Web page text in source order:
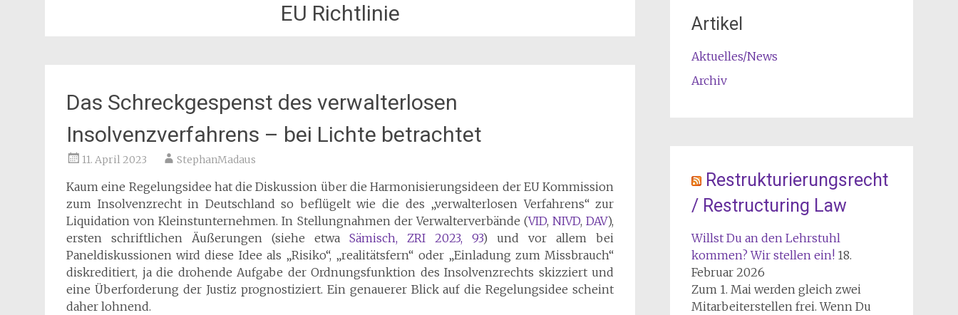
EU Richtlinie
Das Schreckgespenst des verwalterlosen
Insolvenzverfahrens – bei Lichte betrachtet
11. April 2023 StephanMadaus
Kaum eine Regelungsidee hat die Diskussion über die Harmonisierungsideen der EU Kommission
zum Insolvenzrecht in Deutschland so beflügelt wie die des „verwalterlosen Verfahrens“ zur
Liquidation von Kleinstunternehmen. In Stellungnahmen der Verwalterverbände (VID,NIVD,DAV),
ersten schriftlichen Äußerungen (siehe etwaSämisch, ZRI 2023, 93) und vor allem bei
Paneldiskussionen wird diese Idee als „Risiko“, „realitätsfern“ oder „Einladung zum Missbrauch“
diskreditiert, ja die drohende Aufgabe der Ordnungsfunktion des Insolvenzrechts skizziert und
eine Überforderung der Justiz prognostiziert. Ein genauerer Blick auf die Regelungsidee scheint
daher lohnend.
Artikel
Aktuelles/News
Archiv
Restrukturierungsrecht
/ Restructuring Law
Willst Du an den Lehrstuhl
kommen? Wir stellen ein! 18.
Februar 2026
Zum 1. Mai werden gleich zwei
Mitarbeiterstellen frei. Wenn Du